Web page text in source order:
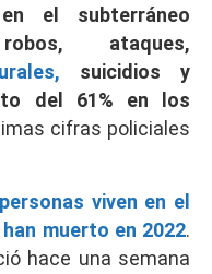
el subterráneo
ataques,
suicidios y
del 61% en los
cifras policiales
viven en el
muerto en 2022.
hace una semana